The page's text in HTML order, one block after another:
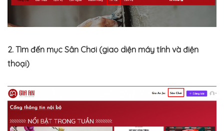
2. Tìm đến mục Sân Chơi (giao diện máy tính và điện
thoại)